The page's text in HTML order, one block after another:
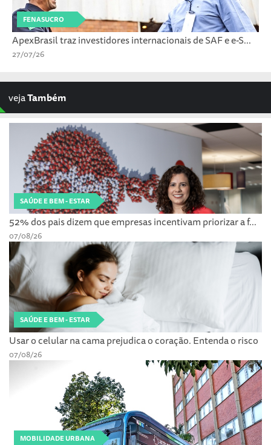
FENASUCRO
ApexBrasil traz investidores internacionais de SAF e e-S...
27/07/26
vejaTambém
SAÚDE E BEM - ESTAR
52% dos pais dizem que empresas incentivam priorizar a f...
07/08/26
SAÚDE E BEM - ESTAR
Usar o celular na cama prejudica o coração. Entenda o risco
07/08/26
MOBILIDADE URBANA